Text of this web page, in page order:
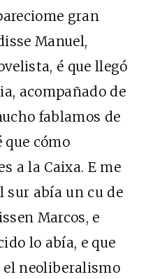
gran
Manuel,
é que llegó
acompañado de
fablamos de
que cómo
a la Caixa. E me
sur abía un cu de
Marcos, e
lo abía, e que
el neoliberalismo